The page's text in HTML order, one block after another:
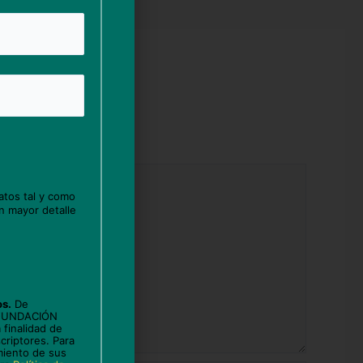
tal y como
mayor detalle
De
finalidad de
Para
de sus